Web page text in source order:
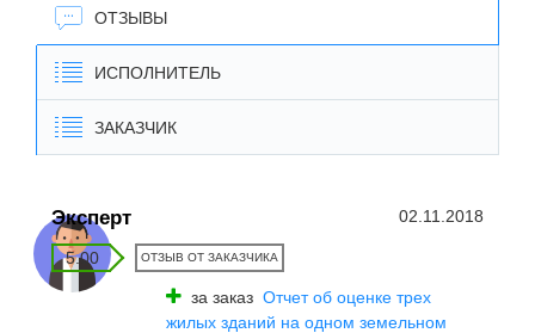
ОТЗЫВЫ
ИСПОЛНИТЕЛЬ
ЗАКАЗЧИК
Эксперт 02.11.2018
5.00 ОТЗЫВ ОТ ЗАКАЗЧИКА
за заказ Отчет об оценке трех
жилых зданий на одном земельном